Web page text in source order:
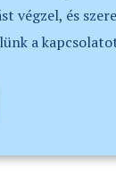
végzel, és
a